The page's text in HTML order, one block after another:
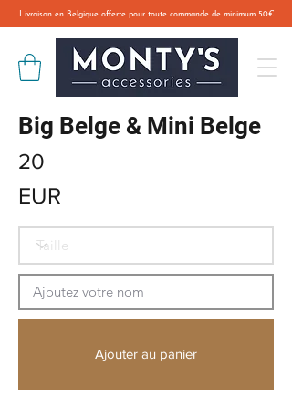
Livraison en Belgique offerte pour toute commande de minimum 50€
Big Belge & Mini Belge
20
EUR
Ajouter au panier